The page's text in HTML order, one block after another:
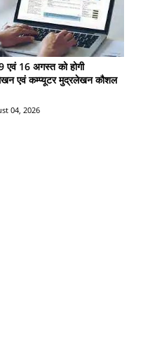
एवं 16 अगस्त को होगी
एवं कम्प्यूटर मुद्रलेखन कौशल
04, 2026